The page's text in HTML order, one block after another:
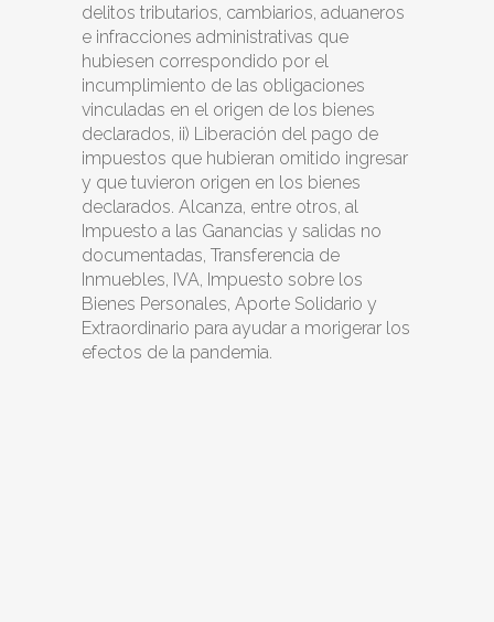
delitos tributarios, cambiarios, aduaneros
e infracciones administrativas que
hubiesen correspondido por el
incumplimiento de las obligaciones
vinculadas en el origen de los bienes
declarados, ii) Liberación del pago de
impuestos que hubieran omitido ingresar
y que tuvieron origen en los bienes
declarados. Alcanza, entre otros, al
Impuesto a las Ganancias y salidas no
documentadas, Transferencia de
Inmuebles, IVA, Impuesto sobre los
Bienes Personales, Aporte Solidario y
Extraordinario para ayudar a morigerar los
efectos de la pandemia.